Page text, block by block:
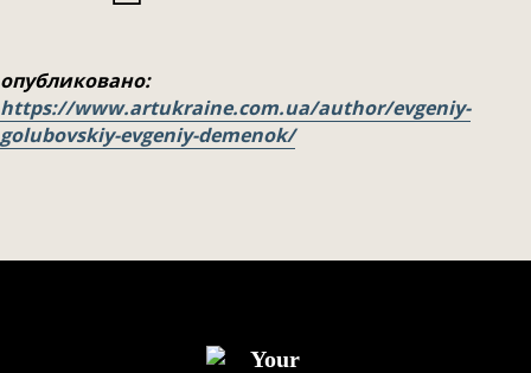
опубликовано:
https://www.artukraine.com.ua/author/evgeniy-
golubovskiy-evgeniy-demenok/